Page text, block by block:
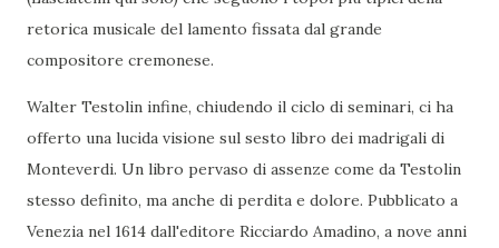
retorica musicale del lamento fissata dal grande
compositore cremonese.
Walter Testolin infine, chiudendo il ciclo di seminari, ci ha
offerto una lucida visione sul sesto libro dei madrigali di
Monteverdi. Un libro pervaso di assenze come da Testolin
stesso definito, ma anche di perdita e dolore. Pubblicato a
Venezia nel 1614 dall'editore Ricciardo Amadino, a nove anni